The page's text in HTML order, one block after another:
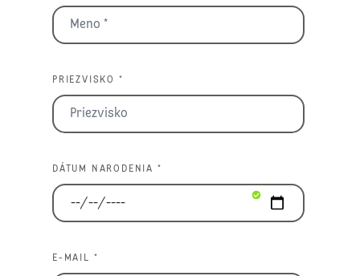
PRIEZVISKO *
DÁTUM NARODENIA *
E-MAIL *